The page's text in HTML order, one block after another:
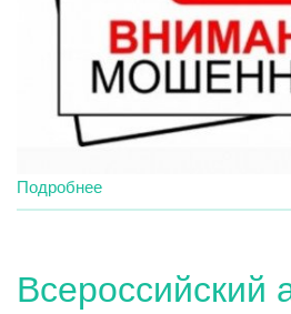
Подробнее
Внимание,
Всероссийский